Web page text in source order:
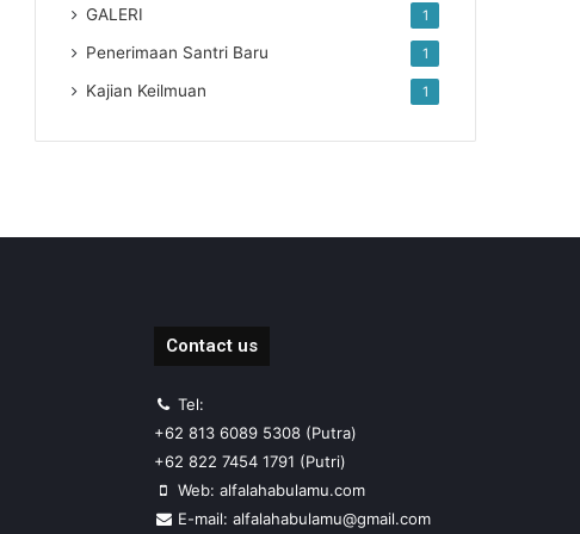
GALERI 1
Penerimaan Santri Baru 1
Kajian Keilmuan 1
Contact us
Tel:
+62 813 6089 5308 (Putra)
+62 822 7454 1791 (Putri)
Web: alfalahabulamu.com
E-mail: alfalahabulamu@gmail.com